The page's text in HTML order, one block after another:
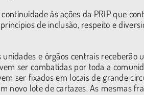
às ações da PRIP que
de inclusão, respeito e
e órgãos centrais receberão
ser combatidas por toda a
ser fixados em locais de grande
novo lote de cartazes. As mesmas